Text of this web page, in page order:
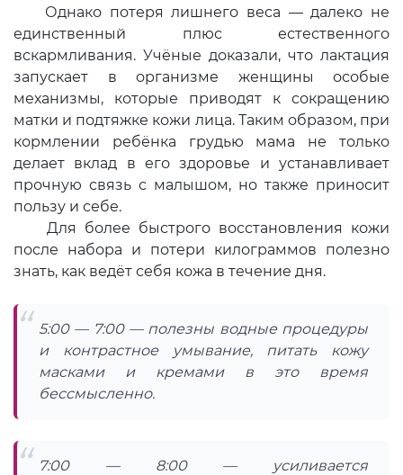
Однако потеря лишнего веса — далеко не
единственный плюс естественного
вскармливания. Учёные доказали, что лактация
запускает в организме женщины особые
механизмы, которые приводят к сокращению
матки и подтяжке кожи лица. Таким образом, при
кормлении ребёнка грудью мама не только
делает вклад в его здоровье и устанавливает
прочную связь с малышом, но также приносит
пользу и себе.
Для более быстрого восстановления кожи
после набора и потери килограммов полезно
знать, как ведёт себя кожа в течение дня.
5:00 — 7:00 — полезны водные процедуры
и контрастное умывание, питать кожу
масками и кремами в это время
бессмысленно.
7:00 — 8:00 — усиливается